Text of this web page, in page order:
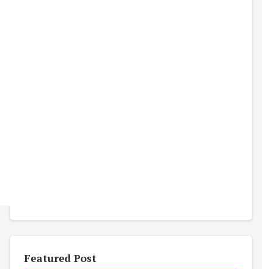
Featured Post